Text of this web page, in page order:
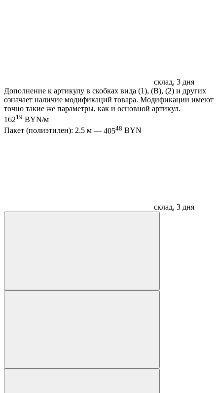
склад, 3 дня
Дополнение к артикулу в скобках вида (1), (B), (2) и других
означает наличие модификаций товара. Модификации имеют
точно такие же параметры, как и основной артикул.
16219 BYN/м
Пакет (полиэтилен): 2.5 м — 40548 BYN
склад, 3 дня